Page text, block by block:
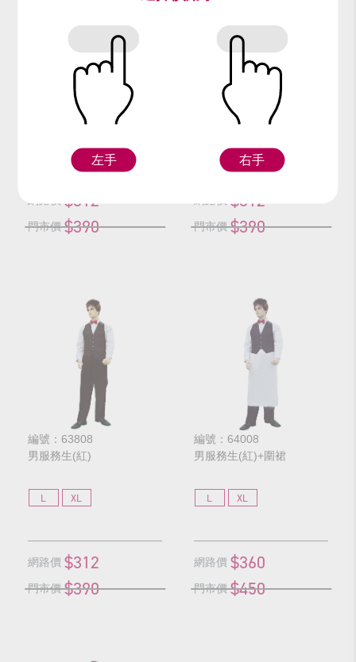
編號：62908
$312
門市價 $390
編號：63908
男服務生(黑)
$312
門市價 $390
編號：63808
男服務生(紅)
L XL
網路價 $312
門市價 $390
編號：64008
男服務生(紅)+圍裙
L XL
網路價 $360
門市價 $450
左手 右手